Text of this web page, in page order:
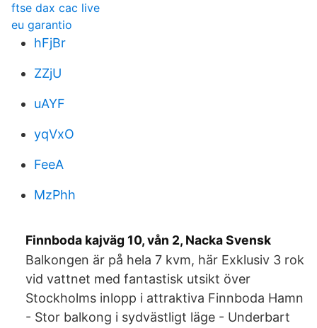
ftse dax cac live
eu garantio
hFjBr
ZZjU
uAYF
yqVxO
FeeA
MzPhh
Finnboda kajväg 10, vån 2, Nacka Svensk
Balkongen är på hela 7 kvm, här Exklusiv 3 rok
vid vattnet med fantastisk utsikt över
Stockholms inlopp i attraktiva Finnboda Hamn
- Stor balkong i sydvästligt läge - Underbart